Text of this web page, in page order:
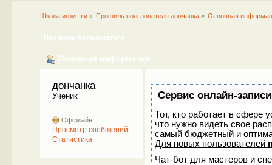
Школа игрушки» Профиль пользователя дончанка » Основная
Профиль пользователя
Основная информация
дончанка
Ученик
Оффлайн
Просмотр сообщений
Статистика
Сервис онлайн-
Тот, кто работает в сфере
что нужно видеть свое
самый бюджетный и
Для новых пользователей
Чат-бот для мастеров и